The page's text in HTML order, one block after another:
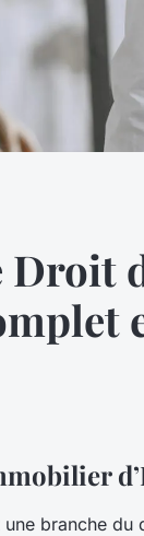
Droit
une branche du